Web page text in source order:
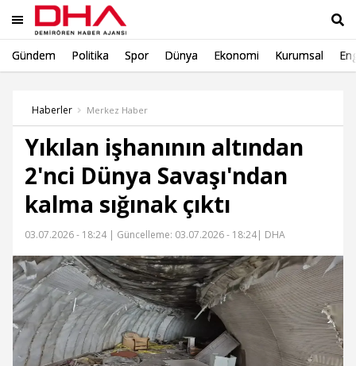
Gündem Politika Spor Dünya Ekonomi Kurumsal
Haberler Merkez Haber
Yıkılan işhanının altından
2'nci Dünya Savaşı'ndan
kalma sığınak çıktı
03.07.2026 - 18:24 | Güncelleme: 03.07.2026 - 18:24| DHA